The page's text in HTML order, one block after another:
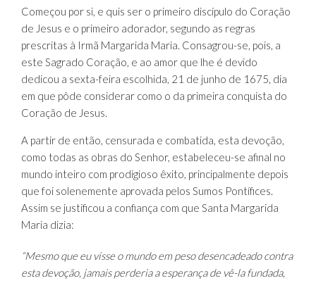
Começou por si, e quis ser o primeiro discípulo do Coração
de Jesus e o primeiro adorador, segundo as regras
prescritas à Irmã Margarida Maria. Consagrou-se, pois, a
este Sagrado Coração, e ao amor que lhe é devido
dedicou a sexta-feira escolhida, 21 de junho de 1675, dia
em que pôde considerar como o da primeira conquista do
Coração de Jesus.
A partir de então, censurada e combatida, esta devoção,
como todas as obras do Senhor, estabeleceu-se afinal no
mundo inteiro com prodigioso êxito, principalmente depois
que foi solenemente aprovada pelos Sumos Pontífices.
Assim se justificou a confiança com que Santa Margarida
Maria dizia:
“Mesmo que eu visse o mundo em peso desencadeado contra
esta devoção, jamais perderia a esperança de vê-la fundada,